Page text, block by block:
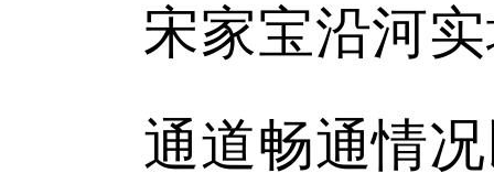
宋家宝沿河
通道畅通情